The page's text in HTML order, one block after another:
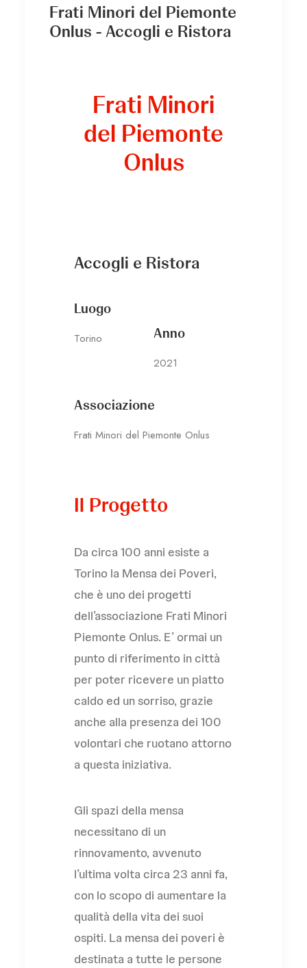
Frati Minori del Piemonte
Onlus - Accogli e Ristora
Frati Minori
del Piemonte
Onlus
Accogli e Ristora
Luogo
Torino Anno
2021
Associazione
Frati Minori del Piemonte Onlus
Il Progetto
Da circa 100 anni esiste a
Torino la Mensa dei Poveri,
che è uno dei progetti
dell’associazione Frati Minori
Piemonte Onlus. E’ ormai un
punto di riferimento in città
per poter ricevere un piatto
caldo ed un sorriso, grazie
anche alla presenza dei 100
volontari che ruotano attorno
a questa iniziativa.
Gli spazi della mensa
necessitano di un
rinnovamento, avvenuto
l’ultima volta circa 23 anni fa,
con lo scopo di aumentare la
qualità della vita dei suoi
ospiti. La mensa dei poveri è
destinata a tutte le persone